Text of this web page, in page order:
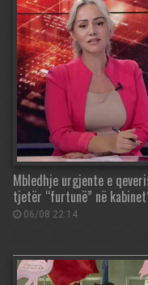
Mbledhje urgjente e
tjetër “furtunë” në
06/08 22:14